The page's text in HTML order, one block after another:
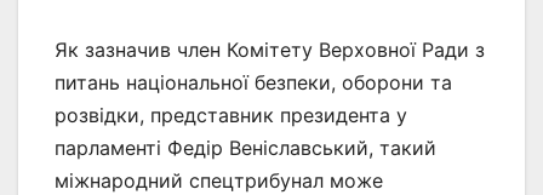
Як зазначив член Комітету Верховної Ради з
питань національної безпеки, оборони та
розвідки, представник президента у
парламенті Федір Веніславський, такий
міжнародний спецтрибунал може